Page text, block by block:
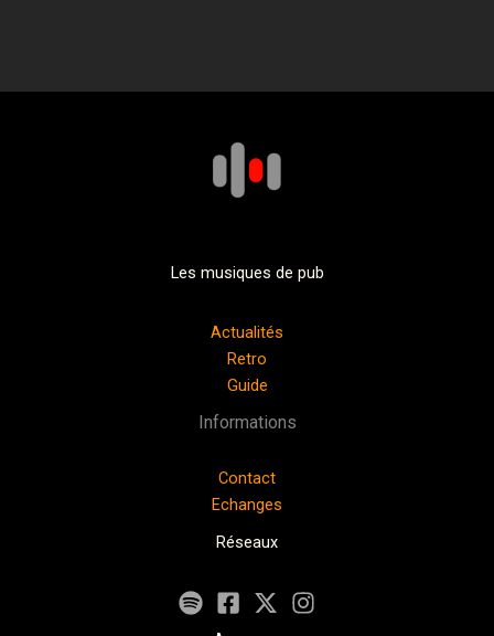
Les musiques de pub
Actualités
Retro
Guide
Informations
Contact
Echanges
Réseaux